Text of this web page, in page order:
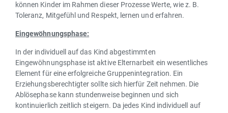
können Kinder im Rahmen dieser Prozesse Werte, wie z. B.
Toleranz, Mitgefühl und Respekt, lernen und erfahren.
Eingewöhnungsphase:
In der individuell auf das Kind abgestimmten
Eingewöhnungsphase ist aktive Elternarbeit ein wesentliches
Element für eine erfolgreiche Gruppenintegration. Ein
Erziehungsberechtigter sollte sich hierfür Zeit nehmen. Die
Ablösephase kann stundenweise beginnen und sich
kontinuierlich zeitlich steigern. Da jedes Kind individuell auf